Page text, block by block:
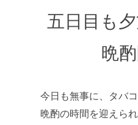
五日目も
晩
今日も無事に、タバ
晩酌の時間を迎えられ